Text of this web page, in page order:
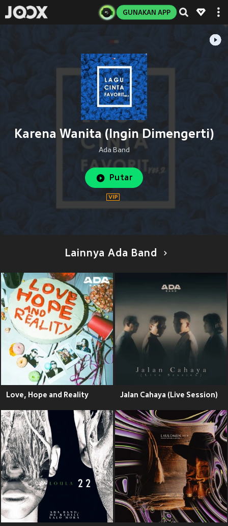
GUNAKAN APP
Karena Wanita (Ingin Dimengerti)
Ada Band
Putar
Lainnya Ada Band
Love, Hope and Reality Jalan Cahaya (Live Session)